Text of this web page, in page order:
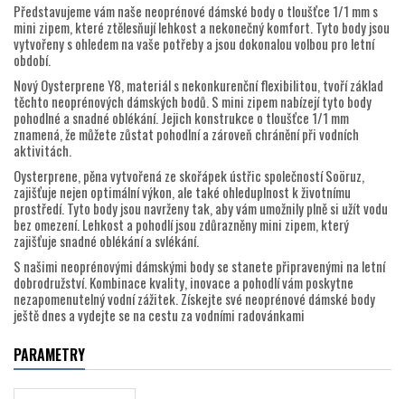
Představujeme vám naše neoprénové dámské body o tloušťce 1/1 mm s
mini zipem, které ztělesňují lehkost a nekonečný komfort. Tyto body jsou
vytvořeny s ohledem na vaše potřeby a jsou dokonalou volbou pro letní
období.
Nový Oysterprene Y8, materiál s nekonkurenční flexibilitou, tvoří základ
těchto neoprénových dámských bodů. S mini zipem nabízejí tyto body
pohodlné a snadné oblékání. Jejich konstrukce o tloušťce 1/1 mm
znamená, že můžete zůstat pohodlní a zároveň chránění při vodních
aktivitách.
Oysterprene, pěna vytvořená ze skořápek ústřic společností Soöruz,
zajišťuje nejen optimální výkon, ale také ohleduplnost k životnímu
prostředí. Tyto body jsou navrženy tak, aby vám umožnily plně si užít vodu
bez omezení. Lehkost a pohodlí jsou zdůrazněny mini zipem, který
zajišťuje snadné oblékání a svlékání.
S našimi neoprénovými dámskými body se stanete připravenými na letní
dobrodružství. Kombinace kvality, inovace a pohodlí vám poskytne
nezapomenutelný vodní zážitek. Získejte své neoprénové dámské body
ještě dnes a vydejte se na cestu za vodními radovánkami
PARAMETRY